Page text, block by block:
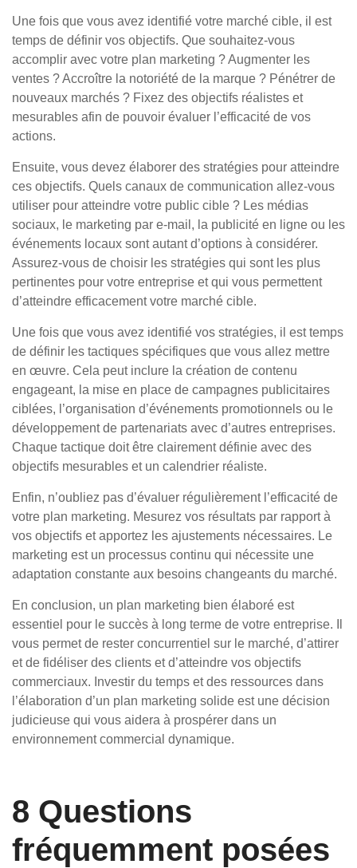
Une fois que vous avez identifié votre marché cible, il est
temps de définir vos objectifs. Que souhaitez-vous
accomplir avec votre plan marketing ? Augmenter les
ventes ? Accroître la notoriété de la marque ? Pénétrer de
nouveaux marchés ? Fixez des objectifs réalistes et
mesurables afin de pouvoir évaluer l’efficacité de vos
actions.
Ensuite, vous devez élaborer des stratégies pour atteindre
ces objectifs. Quels canaux de communication allez-vous
utiliser pour atteindre votre public cible ? Les médias
sociaux, le marketing par e-mail, la publicité en ligne ou les
événements locaux sont autant d’options à considérer.
Assurez-vous de choisir les stratégies qui sont les plus
pertinentes pour votre entreprise et qui vous permettent
d’atteindre efficacement votre marché cible.
Une fois que vous avez identifié vos stratégies, il est temps
de définir les tactiques spécifiques que vous allez mettre
en œuvre. Cela peut inclure la création de contenu
engageant, la mise en place de campagnes publicitaires
ciblées, l’organisation d’événements promotionnels ou le
développement de partenariats avec d’autres entreprises.
Chaque tactique doit être clairement définie avec des
objectifs mesurables et un calendrier réaliste.
Enfin, n’oubliez pas d’évaluer régulièrement l’efficacité de
votre plan marketing. Mesurez vos résultats par rapport à
vos objectifs et apportez les ajustements nécessaires. Le
marketing est un processus continu qui nécessite une
adaptation constante aux besoins changeants du marché.
En conclusion, un plan marketing bien élaboré est
essentiel pour le succès à long terme de votre entreprise. Il
vous permet de rester concurrentiel sur le marché, d’attirer
et de fidéliser des clients et d’atteindre vos objectifs
commerciaux. Investir du temps et des ressources dans
l’élaboration d’un plan marketing solide est une décision
judicieuse qui vous aidera à prospérer dans un
environnement commercial dynamique.
8 Questions
fréquemment posées